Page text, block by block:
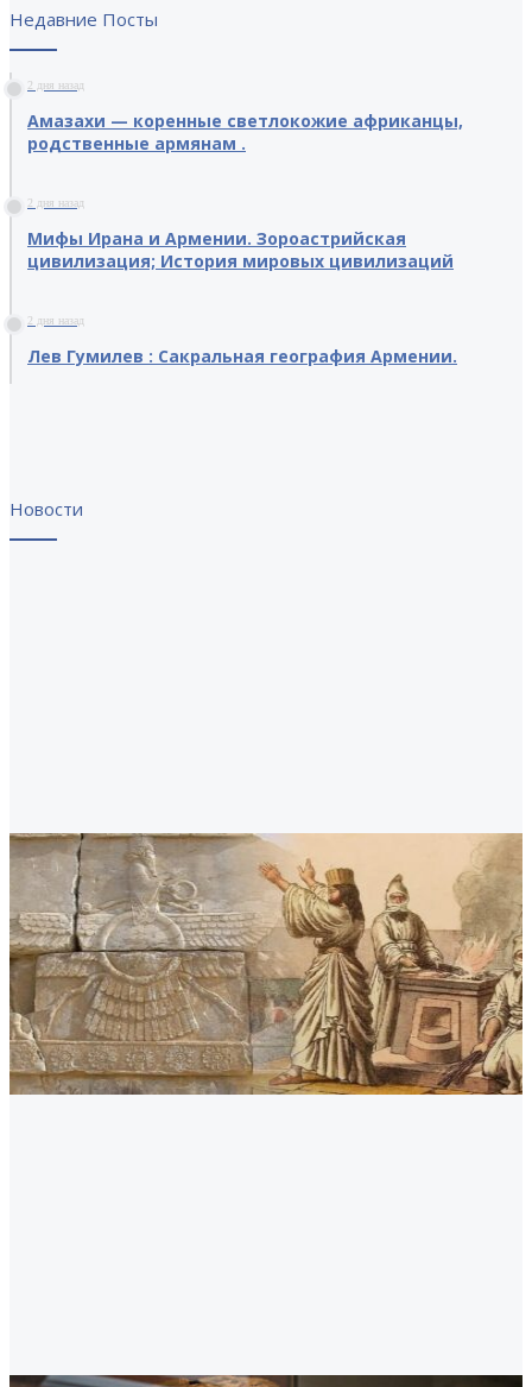
Недавние Посты
2 дня назад
Амазахи — коренные светлокожие африканцы,
родственные армянам .
2 дня назад
Мифы Ирана и Армении. Зороастрийская
цивилизация; История мировых цивилизаций
2 дня назад
Лев Гумилев : Сакральная география Армении.
Новости